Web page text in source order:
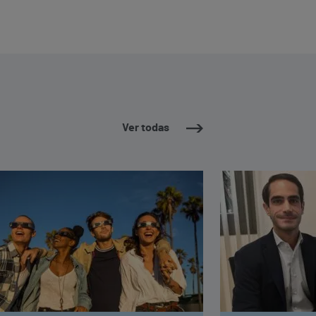
Ver todas